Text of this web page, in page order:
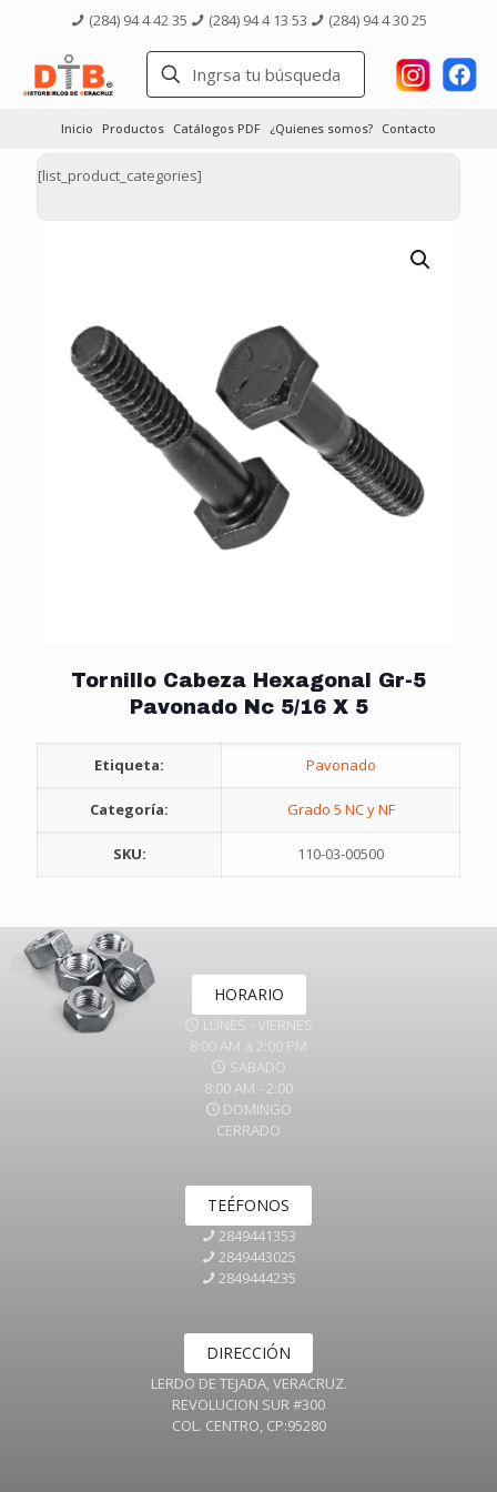
(284) 94 4 42 35 (284) 94 4 13 53 (284) 94 4 30 25
Inicio Productos Catálogos PDF ¿Quienes somos? Contacto
[list_product_categories]
Tornillo Cabeza Hexagonal Gr-5
Pavonado Nc 5/16 X 5
Etiqueta: Pavonado
Categoría: Grado 5 NC y NF
SKU: 110-03-00500
HORARIO
LUNES - VIERNES
8:00 AM a 2:00 PM
SABADO
8:00 AM - 2:00
DOMINGO
CERRADO
TEÉFONOS
2849441353
2849443025
2849444235
DIRECCIÓN
LERDO DE TEJADA, VERACRUZ.
REVOLUCION SUR #300
COL. CENTRO, CP:95280